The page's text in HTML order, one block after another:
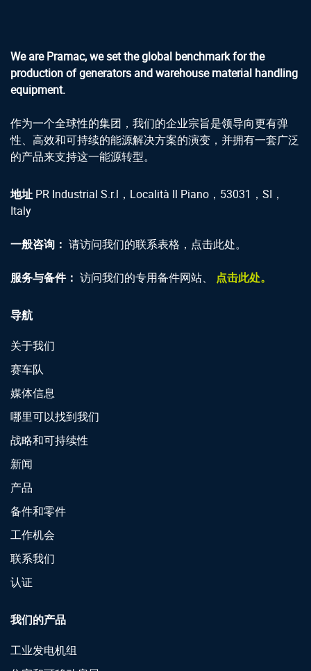
We are Pramac, we set the global benchmark for the
production of generators and warehouse material handling
equipment.
作为一个全球性的集团，我们的企业宗旨是领导向更有弹
性、高效和可持续的能源解决方案的演变，并拥有一套广泛
的产品来支持这一能源转型。
地址 PR Industrial S.r.l，Località Il Piano，53031，SI，
Italy
一般咨询： 请访问我们的联系表格，点击此处。
服务与备件： 访问我们的专用备件网站、 点击此处。
导航
关于我们
赛车队
媒体信息
哪里可以找到我们
战略和可持续性
新闻
产品
备件和零件
工作机会
联系我们
认证
我们的产品
工业发电机组